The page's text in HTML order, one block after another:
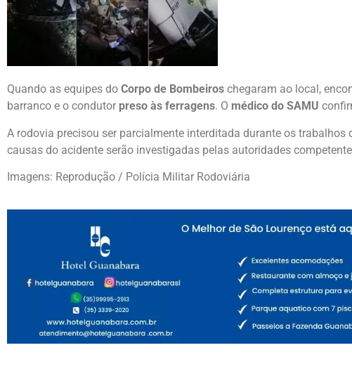
Quando as equipes do Corpo de Bombeiros chegaram ao local,
barranco e o condutor preso às ferragens. O médico do SAMU
A rodovia precisou ser parcialmente interditada durante os trabalhos
causas do acidente serão investigadas pelas autoridades
Imagens: Reprodução / Polícia Militar Rodoviária